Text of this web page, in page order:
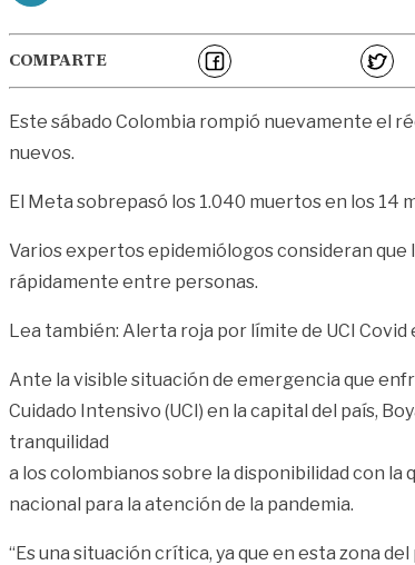
COMPARTE
Este sábado Colombia rompió nuevamente el
nuevos.
El Meta sobrepasó los 1.040 muertos en los 14
Varios expertos epidemiólogos consideran que
rápidamente entre personas.
Lea también: Alerta roja por límite de UCI Covid
Ante la visible situación de emergencia que
Cuidado Intensivo (UCI) en la capital del país,
tranquilidad
a los colombianos sobre la disponibilidad con
nacional para la atención de la pandemia.
“Es una situación crítica, ya que en esta zona